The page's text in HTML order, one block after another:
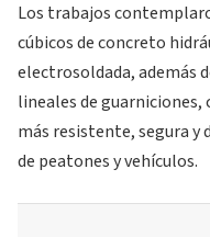
Los trabajos
cúbicos de concreto
electrosoldada, además
lineales de guarniciones,
más resistente, segura
de peatones y vehículos.